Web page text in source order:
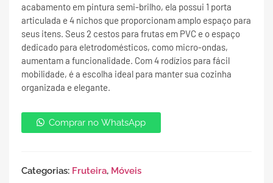
acabamento em pintura semi-brilho, ela possui 1 porta
articulada e 4 nichos que proporcionam amplo espaço para
seus itens. Seus 2 cestos para frutas em PVC e o espaço
dedicado para eletrodomésticos, como micro-ondas,
aumentam a funcionalidade. Com 4 rodízios para fácil
mobilidade, é a escolha ideal para manter sua cozinha
organizada e elegante.
Comprar no WhatsApp
Categorias: Fruteira, Móveis